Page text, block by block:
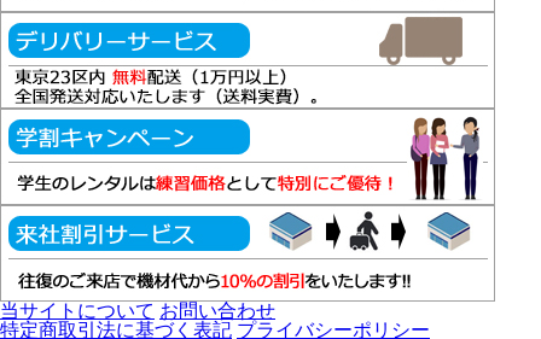
当サイトについて お問い合わせ
特定商取引法に基づく表記 プライバシーポリシー